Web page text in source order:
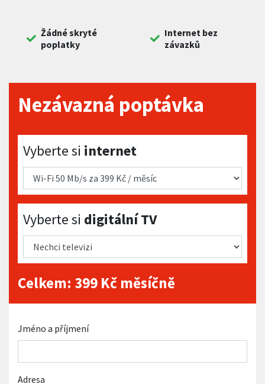
Žádné skryté
poplatky
Internet bez
závazků
Nezávazná poptávka
Vyberte si internet
Vyberte si internet
Vyberte si digitální TV
Vyberte si digitální TV
Celkem: 399 Kč měsíčně
Jméno a příjmení
Adresa